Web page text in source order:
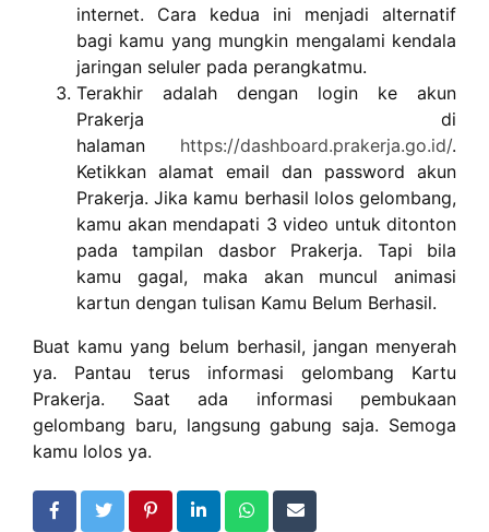
internet. Cara kedua ini menjadi alternatif
bagi kamu yang mungkin mengalami kendala
jaringan seluler pada perangkatmu.
Terakhir adalah dengan login ke akun
Prakerja di
halaman https://dashboard.prakerja.go.id/.
Ketikkan alamat email dan password akun
Prakerja. Jika kamu berhasil lolos gelombang,
kamu akan mendapati 3 video untuk ditonton
pada tampilan dasbor Prakerja. Tapi bila
kamu gagal, maka akan muncul animasi
kartun dengan tulisan Kamu Belum Berhasil.
Buat kamu yang belum berhasil, jangan menyerah
ya. Pantau terus informasi gelombang Kartu
Prakerja. Saat ada informasi pembukaan
gelombang baru, langsung gabung saja. Semoga
kamu lolos ya.